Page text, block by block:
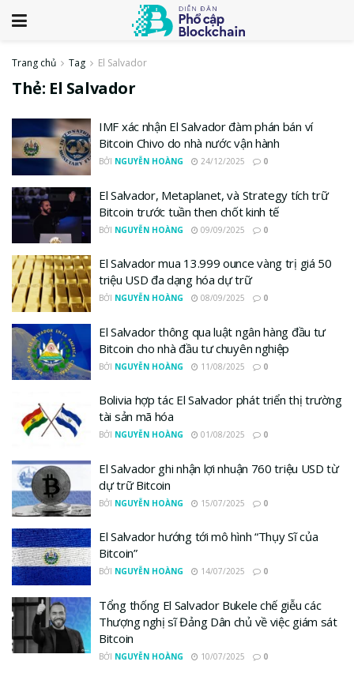
Trang chủ Tag El Salvador
Thẻ: El Salvador
IMF xác nhận El Salvador đàm phán bán ví
Bitcoin Chivo do nhà nước vận hành
BỞI NGUYỄN HOÀNG 24/12/2025 0
El Salvador, Metaplanet, và Strategy tích trữ
Bitcoin trước tuần then chốt kinh tế
BỞI NGUYỄN HOÀNG 09/09/2025 0
El Salvador mua 13.999 ounce vàng trị giá 50
triệu USD đa dạng hóa dự trữ
BỞI NGUYỄN HOÀNG 08/09/2025 0
El Salvador thông qua luật ngân hàng đầu tư
Bitcoin cho nhà đầu tư chuyên nghiệp
BỞI NGUYỄN HOÀNG 11/08/2025 0
Bolivia hợp tác El Salvador phát triển thị trường
tài sản mã hóa
BỞI NGUYỄN HOÀNG 01/08/2025 0
El Salvador ghi nhận lợi nhuận 760 triệu USD từ
dự trữ Bitcoin
BỞI NGUYỄN HOÀNG 15/07/2025 0
El Salvador hướng tới mô hình “Thụy Sĩ của
Bitcoin”
BỞI NGUYỄN HOÀNG 14/07/2025 0
Tổng thống El Salvador Bukele chế giễu các
Thượng nghị sĩ Đảng Dân chủ về việc giám sát
Bitcoin
BỞI NGUYỄN HOÀNG 10/07/2025 0